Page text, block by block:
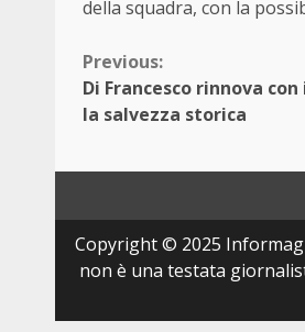
della squadra, con la
Continue
Reading
Previous:
Di Francesco rinnova
la salvezza storica
Copyright © 2025
non è una testata